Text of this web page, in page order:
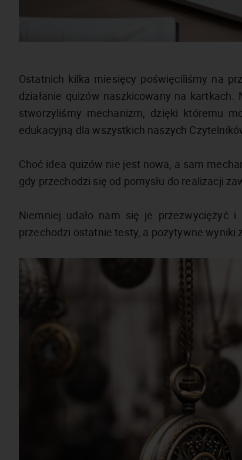
Ostatnich kilka miesięcy poświęciliśmy na
działanie quizów naszkicowany na
stworzyliśmy mechanizm, dzięki któremu
edukacyjną dla wszystkich naszych
Choć idea quizów nie jest nowa, a sam
gdy przechodzi się od pomysłu do realizacji
Niemniej udało nam się je przezwyciężyć
przechodzi ostatnie testy, a pozytywne wyniki